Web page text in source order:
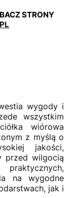
STRONY
wygody i
wszystkim
wiórowa
z myślą o
jakości,
przed wilgocią
na wygodne
jak i